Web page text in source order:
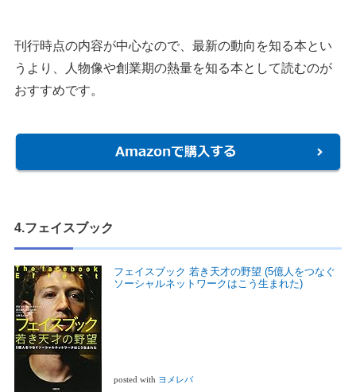
刊行時点の内容が中心なので、最新の動向を知る本とい
うより、人物像や創業期の熱量を知る本として読むのが
おすすめです。
4.フェイスブック
フェイスブック 若き天才の野望 (5億人をつなぐ
ソーシャルネットワークはこう生まれた)
posted with ヨメレバ